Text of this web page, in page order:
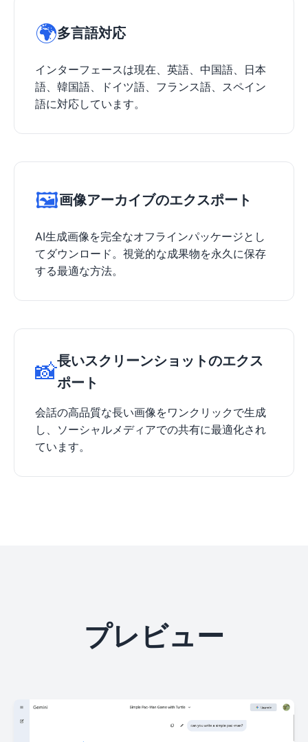
🌍多言語対応
インターフェースは現在、英語、中国語、日本
語、韓国語、ドイツ語、フランス語、スペイン
語に対応しています。
🖼️画像アーカイブのエクスポート
AI生成画像を完全なオフラインパッケージとし
てダウンロード。視覚的な成果物を永久に保存
する最適な方法。
📸長いスクリーンショットのエクス
ポート
会話の高品質な長い画像をワンクリックで生成
し、ソーシャルメディアでの共有に最適化され
ています。
プレビュー